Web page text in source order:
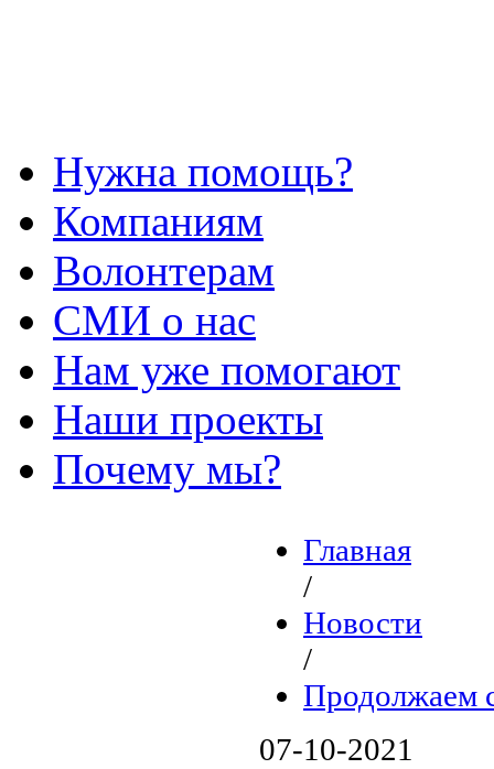
Нужна помощь?
Компаниям
Волонтерам
СМИ о нас
Нам уже помогают
Наши проекты
Почему мы?
Главная
/
Новости
/
Продолжаем
07-10-2021